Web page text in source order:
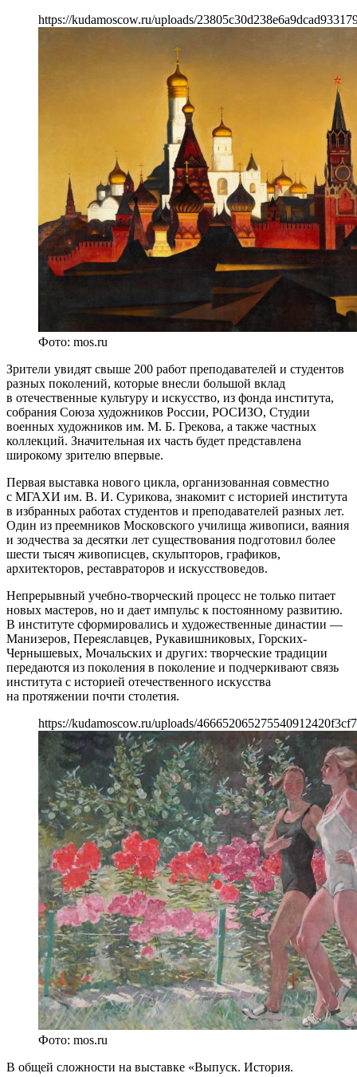
https://kudamoscow.ru/uploads/
Фото: mos.ru
Зрители увидят свыше 200 работ преподавателей и студентов
разных поколений, которые внесли большой вклад
в отечественные культуру и искусство, из фонда института,
собрания Союза художников России, РОСИЗО, Студии
военных художников им. М. Б. Грекова, а также частных
коллекций. Значительная их часть будет представлена
широкому зрителю впервые.
Первая выставка нового цикла, организованная совместно
с МГАХИ им. В. И. Сурикова, знакомит с историей института
в избранных работах студентов и преподавателей разных лет.
Один из преемников Московского училища живописи, ваяния
и зодчества за десятки лет существования подготовил более
шести тысяч живописцев, скульпторов, графиков,
архитекторов, реставраторов и искусствоведов.
Непрерывный учебно-творческий процесс не только питает
новых мастеров, но и дает импульс к постоянному развитию.
В институте сформировались и художественные династии —
Манизеров, Переяславцев, Рукавишниковых, Горских-
Чернышевых, Мочальских и других: творческие традиции
передаются из поколения в поколение и подчеркивают связь
института с историей отечественного искусства
на протяжении почти столетия.
https://kudamoscow.ru/uploads/
Фото: mos.ru
В общей сложности на выставке «Выпуск. История.